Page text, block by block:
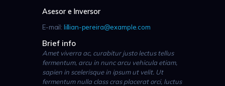
Asesor e Inversor
E-mail: lillian-pereira@example.com
Brief info
Amet viverra ac, curabitur justo lectus tellus
fermentum, arcu in nunc arcu vehicula etiam,
sapien in scelerisque in ipsum ut velit. Ut
fermentum nulla class cras placerat orci, luctus